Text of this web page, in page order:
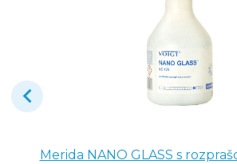
Merida NANO GLASS s